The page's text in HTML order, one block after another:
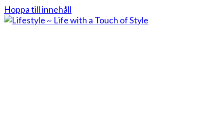
Hoppa till innehåll